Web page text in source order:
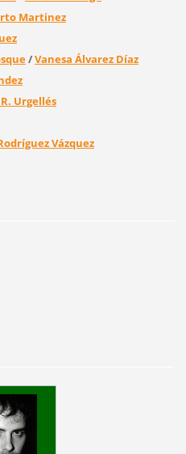
Martinez
/Vanesa Álvarez Díaz
Urgellés
Vázquez